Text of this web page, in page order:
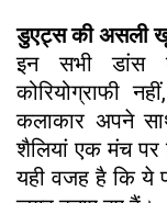
डुएट्स की असली
इन सभी डांस
कोरियोग्राफी
कलाकार अपने
शैलियां एक मंच पर
यही वजह है कि ये